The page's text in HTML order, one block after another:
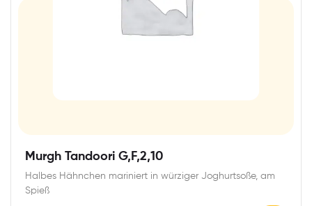
Murgh Tandoori G,F,2,10
Halbes Hähnchen mariniert in würziger Joghurtsoße, am
Spieß